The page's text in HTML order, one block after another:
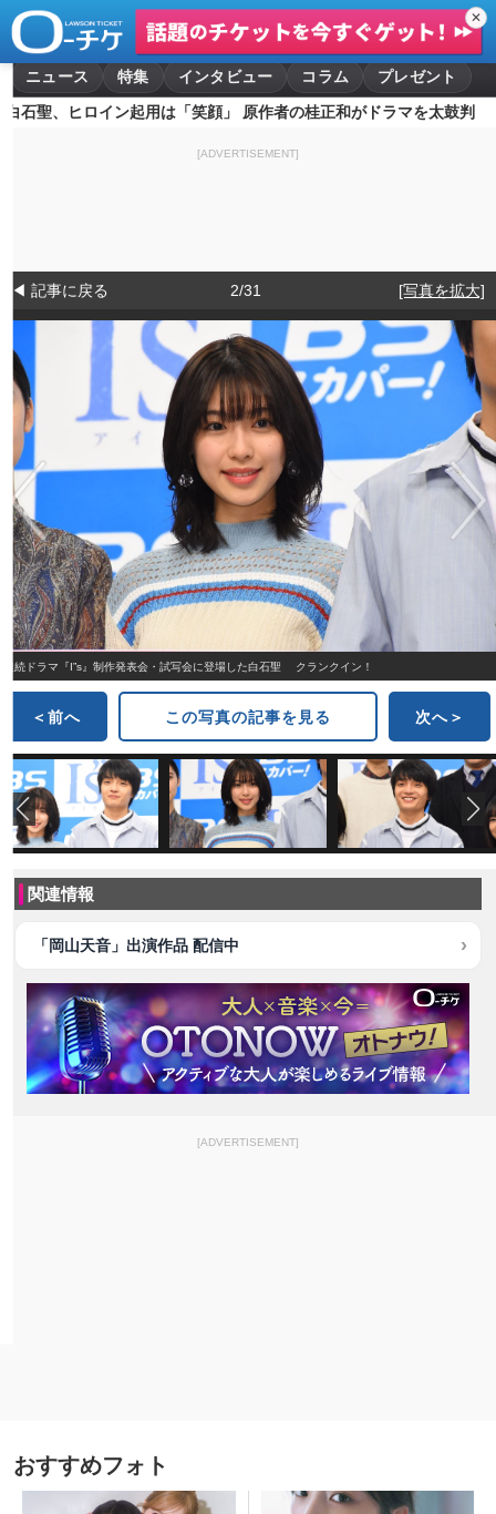
✕
ニュース 特集 インタビュー コラム
プレゼント
白石聖、ヒロイン起用は「笑顔」 原作者の桂正和がドラマを太鼓判
[ADVERTISEMENT]
◀ 記事に戻る 2/31 [写真を拡大]
連続ドラマ『I”s』制作発表会・試写会に登場した白石聖 クランクイン！
＜前へ この写真の記事を見る 次へ＞
関連情報
「岡山天音」出演作品 配信中
[ADVERTISEMENT]
おすすめフォト